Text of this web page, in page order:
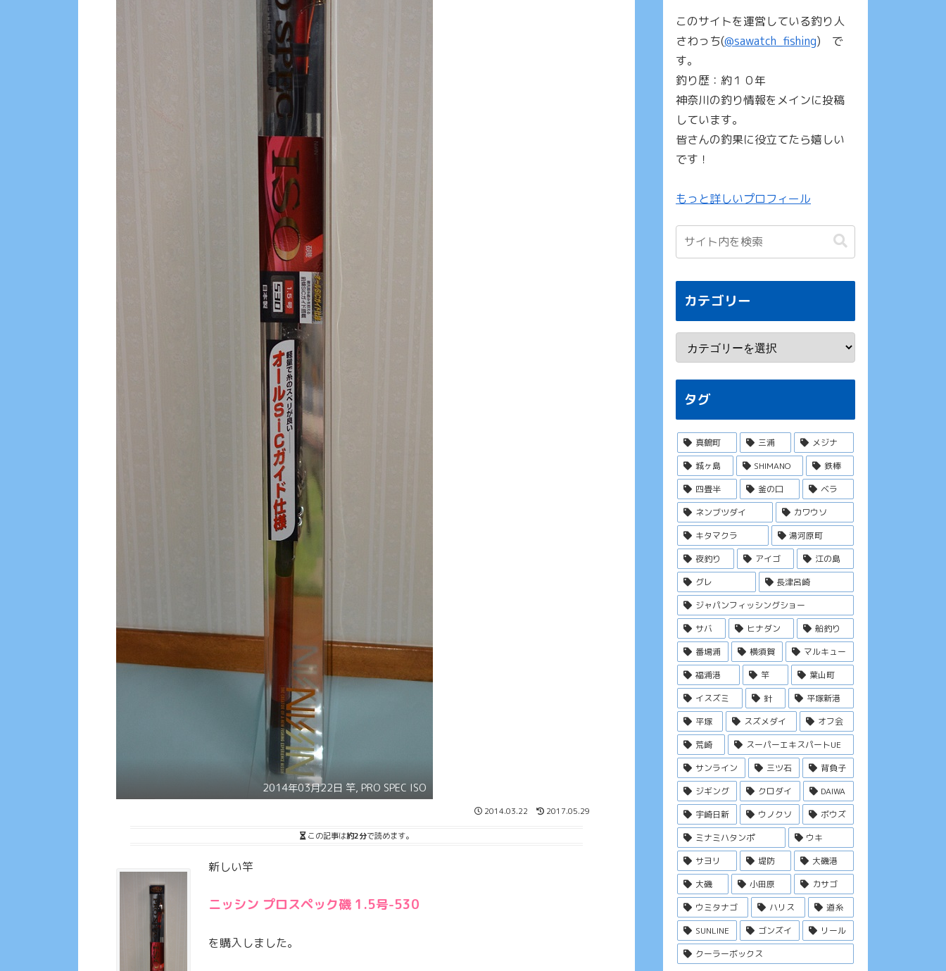
2014年03月22日 竿, PRO SPEC ISO
2014.03.22 2017.05.29
この記事は約2分で読めます。
新しい竿
ニッシン プロスペック磯 1.5号-530
を購入しました。
このサイトを運営している釣り人
さわっち(@sawatch_fishing) で
す。
釣り歴：約１０年
神奈川の釣り情報をメインに投稿
しています。
皆さんの釣果に役立てたら嬉しい
です！
もっと詳しいプロフィール
カテゴリー
タグ
真鶴町 三浦
メジナ
城ヶ島
SHIMANO
鉄棒
四畳半
釜の口
ベラ
ネンブツダイ
カワウソ
キタマクラ
湯河原町
夜釣り
アイゴ
江の島
グレ
長津呂崎
ジャパンフィッシングショー
サバ
ヒナダン
船釣り
番場浦
横須賀
マルキュー
福浦港
竿
葉山町
イスズミ
針
平塚新港
平塚
スズメダイ
オフ会
荒崎
スーパーエキスパートUE
サンライン
三ツ石
背負子
ジギング
クロダイ
DAIWA
宇崎日新
ウノクソ
ボウズ
ミナミハタンポ
ウキ
サヨリ
堤防
大磯港
大磯
小田原
カサゴ
ウミタナゴ
ハリス
道糸
SUNLINE
ゴンズイ
リール
クーラーボックス